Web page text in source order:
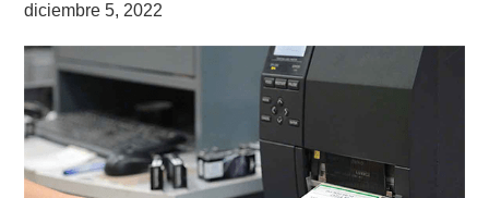
diciembre 5, 2022